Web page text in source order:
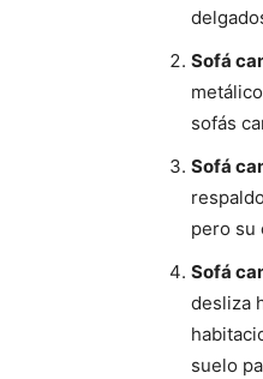
Sofá
sofás
Sofá
pero su
Sofá
desliza
suelo